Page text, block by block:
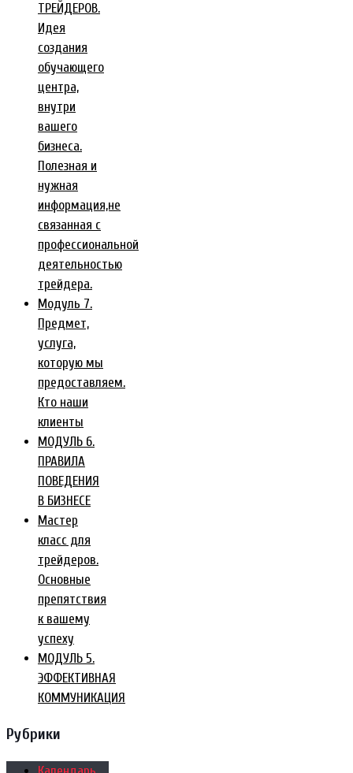
ТРЕЙДЕРОВ.
Идея
создания
обучающего
центра,
внутри
вашего
бизнеса.
Полезная и
нужная
информация,не
связанная с
профессиональной
деятельностью
трейдера.
Модуль 7.
Предмет,
услуга,
которую мы
предоставляем.
Кто наши
клиенты
МОДУЛЬ 6.
ПРАВИЛА
ПОВЕДЕНИЯ
В БИЗНЕСЕ
Мастер
класс для
трейдеров.
Основные
препятствия
к вашему
успеху
МОДУЛЬ 5.
ЭФФЕКТИВНАЯ
КОММУНИКАЦИЯ
Рубрики